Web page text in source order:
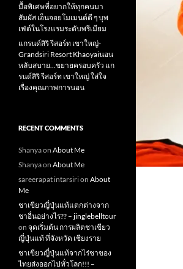
มื้อพิเศษที่อยากให้ทุกคนมา
สัมผัส เอ็นจอยโมเมนต์ดี ๆ บุพ
เฟ่ต์ในโรงแรมระดับพรีเมียม
แกรนด์สิริ​ รีสอร์ท​ เขาใหญ่​-
Grandsiri​ Resort​ Khaoyaiนอน
หลับสบาย…ขยายครอบครัว แก
รนด์สิริ รีสอร์ท เขาใหญ่ ใส่ใจ
เรื่องคุณภาพการนอน
RECENT COMMENTS
Shanyaon About Me
Shanyaon About Me
sareerapat intarsirion About
Me
ชาเขียวญี่ปุ่นแท้แตกต่างจาก
ชาอื่นอย่างไร?? – jinglebelltour
on จุดเริ่มต้น การผลิตชาเขียว
ญี่ปุ่นแท้ ที่จังหวัด เชียงราย
ชาเขียวญี่ปุ่นแท้จากไร่ชาของ
ไทยส่งออกไปทั่วโลก!!! –